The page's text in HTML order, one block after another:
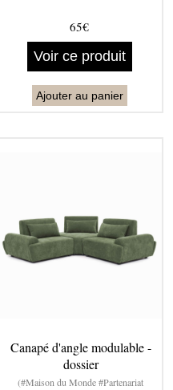
65€
Voir ce produit
Ajouter au panier
Canapé d'angle modulable -
dossier
(#Maison du Monde #Partenariat